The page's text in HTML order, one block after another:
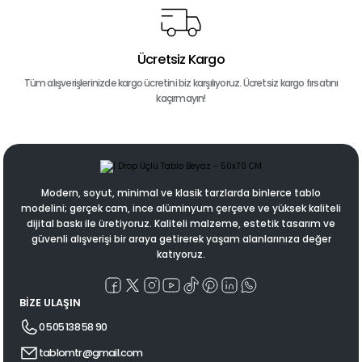
Ücretsiz Kargo
Tüm alışverişlerinizde kargo ücretini biz karşılıyoruz. Ücretsiz kargo fırsatını
kaçırmayın!
Modern, soyut, minimal ve klasik tarzlarda binlerce tablo
modelini; gerçek cam, ince alüminyum çerçeve ve yüksek kaliteli
dijital baskı ile üretiyoruz. Kaliteli malzeme, estetik tasarım ve
güvenli alışverişi bir araya getirerek yaşam alanlarınıza değer
katıyoruz.
BİZE ULAŞIN
0 505 138 58 90
tablomtr@gmail.com